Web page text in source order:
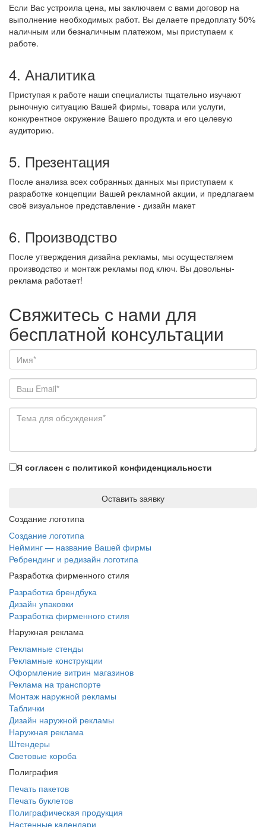
Если Вас устроила цена, мы заключаем с вами договор на
выполнение необходимых работ. Вы делаете предоплату 50%
наличным или безналичным платежом, мы приступаем к
работе.
4. Аналитика
Приступая к работе наши специалисты тщательно изучают
рыночную ситуацию Вашей фирмы, товара или услуги,
конкурентное окружение Вашего продукта и его целевую
аудиторию.
5. Презентация
После анализа всех собранных данных мы приступаем к
разработке концепции Вашей рекламной акции, и предлагаем
своё визуальное представление - дизайн макет
6. Производство
После утверждения дизайна рекламы, мы осуществляем
производство и монтаж рекламы под ключ. Вы довольны-
реклама работает!
Свяжитесь с нами для
бесплатной консультации
Я согласен с политикой конфиденциальности
Оставить заявку
Создание логотипа
Создание логотипа
Нейминг — название Вашей фирмы
Ребрендинг и редизайн логотипа
Разработка фирменного стиля
Разработка брендбука
Дизайн упаковки
Разработка фирменного стиля
Наружная реклама
Рекламные стенды
Рекламные конструкции
Оформление витрин магазинов
Реклама на транспорте
Монтаж наружной рекламы
Таблички
Дизайн наружной рекламы
Наружная реклама
Штендеры
Световые короба
Полиграфия
Печать пакетов
Печать буклетов
Полиграфическая продукция
Настенные календари